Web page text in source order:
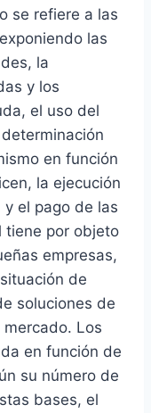
se refiere a las
las
la
y los
el uso del
en función
la ejecución
el pago de las
tiene por objeto
empresas,
de
soluciones de
Los
en función de
su número de
bases, el